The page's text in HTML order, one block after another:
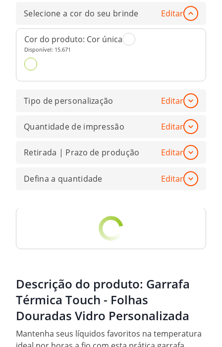
Selecione a cor do seu brinde Editar
Cor do produto: Cor única
Disponível: 15.671
Tipo de personalização Editar
Quantidade de impressão Editar
Retirada | Prazo de produção Editar
Defina a quantidade Editar
Descrição do produto: Garrafa
Térmica Touch - Folhas
Douradas Vidro Personalizada
Mantenha seus líquidos favoritos na temperatura